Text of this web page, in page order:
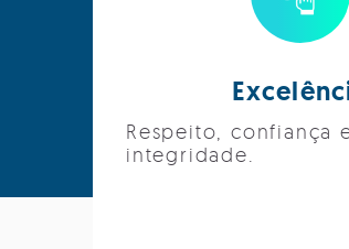
Respeito, confiança
integridade.